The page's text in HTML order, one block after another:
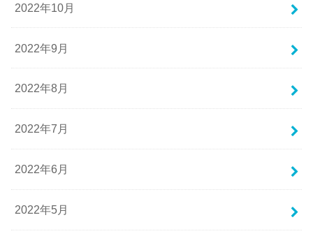
2022年10月
2022年9月
2022年8月
2022年7月
2022年6月
2022年5月